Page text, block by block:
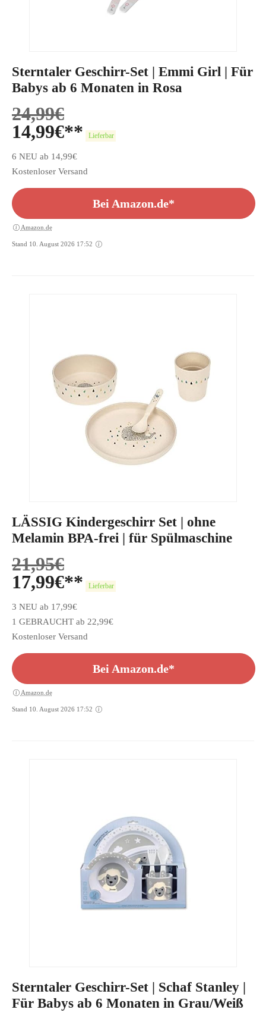
Sterntaler Geschirr-Set | Emmi Girl | Für
Babys ab 6 Monaten in Rosa
24,99€
14,99€ Lieferbar
6 NEU ab 14,99€
Kostenloser Versand
Bei Amazon.de*
Amazon.de
Stand 10. August 2026 17:52
LÄSSIG Kindergeschirr Set | ohne
Melamin BPA-frei | für Spülmaschine
21,95€
17,99€ Lieferbar
3 NEU ab 17,99€
1 GEBRAUCHT ab 22,99€
Kostenloser Versand
Bei Amazon.de*
Amazon.de
Stand 10. August 2026 17:52
Sterntaler Geschirr-Set | Schaf Stanley |
Für Babys ab 6 Monaten in Grau/Weiß